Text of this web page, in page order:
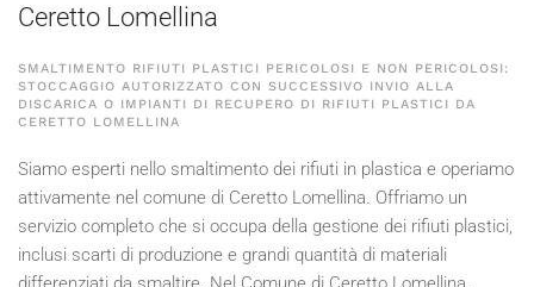
Ceretto Lomellina
SMALTIMENTO RIFIUTI PLASTICI PERICOLOSI E NON PERICOLOSI:
STOCCAGGIO AUTORIZZATO CON SUCCESSIVO INVIO ALLA
DISCARICA O IMPIANTI DI RECUPERO DI RIFIUTI PLASTICI DA
CERETTO LOMELLINA
Siamo esperti nello smaltimento dei rifiuti in plastica e operiamo
attivamente nel comune di Ceretto Lomellina. Offriamo un
servizio completo che si occupa della gestione dei rifiuti plastici,
inclusi scarti di produzione e grandi quantità di materiali